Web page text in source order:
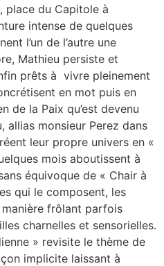
place du Capitole à
intense de quelques
l’un de l’autre une
Mathieu persiste et
prêts à vivre pleinement
en mot puis en
de la Paix qu’est devenu
allias monsieur Perez dans
leur propre univers en «
mois aboutissent à
équivoque de « Chair à
qui le composent, les
manière frôlant parfois
charnelles et sensorielles.
» revisite le thème de
implicite laissant à